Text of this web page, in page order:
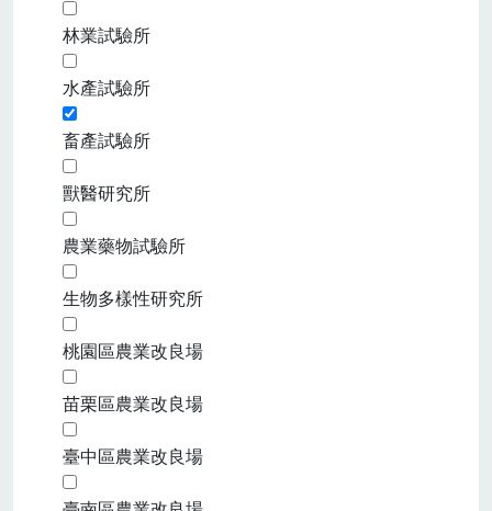
林業試驗所
水產試驗所
畜產試驗所
獸醫研究所
農業藥物試驗所
生物多樣性研究所
桃園區農業改良場
苗栗區農業改良場
臺中區農業改良場